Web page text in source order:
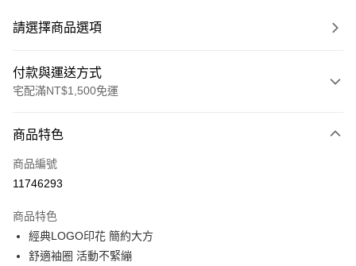
請選擇商品選項
付款與運送方式
宅配滿NT$1,500免運
信用卡一次付款
信用卡分期付款
合作金庫商業銀行
華南商業銀行
上海商業儲蓄銀行
LINE Pay
Apple Pay
商品特色
商品編號
11746293
商品特色
經典LOGO印花 簡約大方
舒適袖圈 活動不緊繃